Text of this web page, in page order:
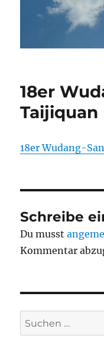
18er
Taijiquan
18er Wudang-
Schreibe
Du musst
Kommentar
Suchen
nach: